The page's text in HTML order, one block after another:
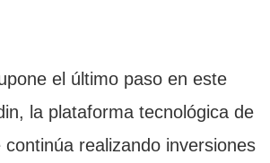
el último paso en este
la plataforma tecnológica de
continúa realizando inversiones